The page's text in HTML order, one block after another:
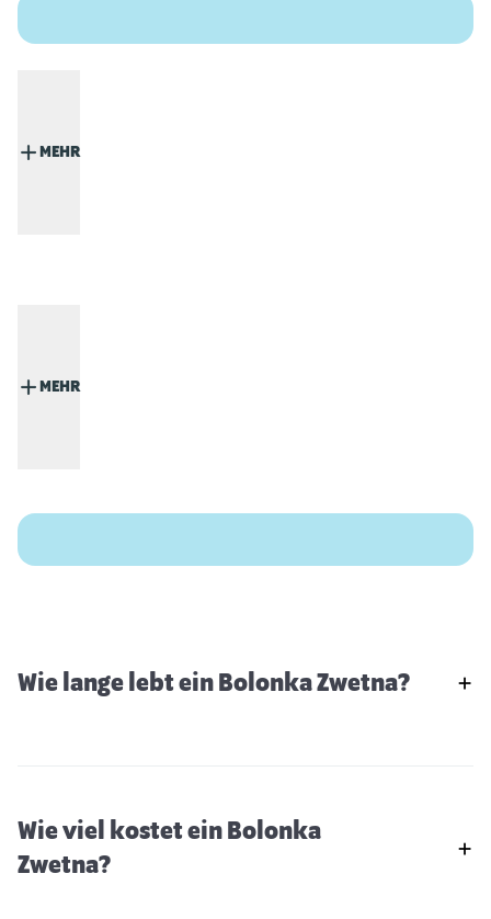
MEHR
MEHR
Wie lange lebt ein Bolonka Zwetna?
Wie viel kostet ein Bolonka
Zwetna?